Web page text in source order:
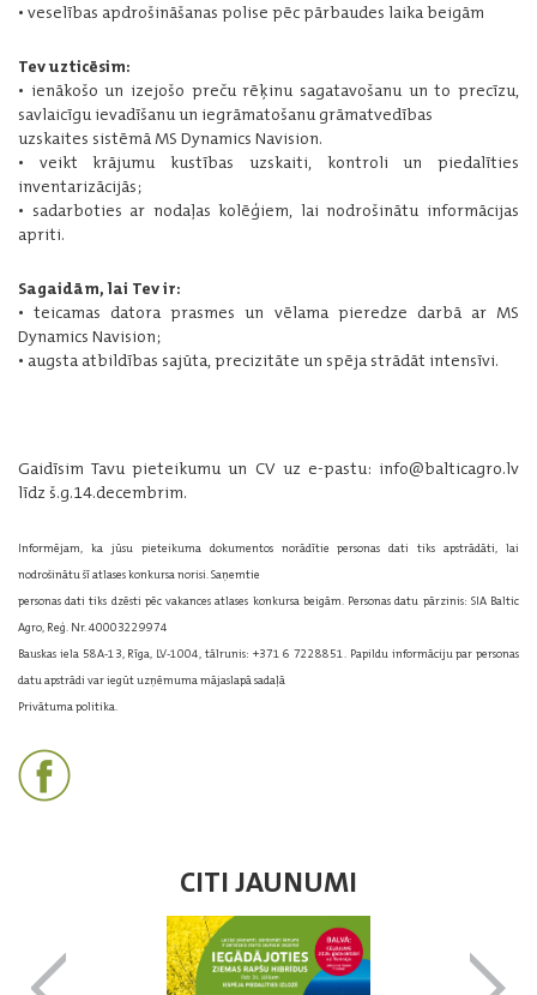
• veselības apdrošināšanas polise pēc pārbaudes laika beigām
Tev uzticēsim:
• ienākošo un izejošo preču rēķinu sagatavošanu un to precīzu,
savlaicīgu ievadīšanu un iegrāmatošanu grāmatvedības
uzskaites sistēmā MS Dynamics Navision.
• veikt krājumu kustības uzskaiti, kontroli un piedalīties
inventarizācijās;
• sadarboties ar nodaļas kolēģiem, lai nodrošinātu informācijas
apriti.
Sagaidām, lai Tev ir:
• teicamas datora prasmes un vēlama pieredze darbā ar MS
Dynamics Navision;
• augsta atbildības sajūta, precizitāte un spēja strādāt intensīvi.
Gaidīsim Tavu pieteikumu un CV uz e-pastu: info@balticagro.lv
līdz š.g.14.decembrim.
Informējam, ka jūsu pieteikuma dokumentos norādītie personas dati tiks apstrādāti, lai
nodrošinātu šī atlases konkursa norisi. Saņemtie
personas dati tiks dzēsti pēc vakances atlases konkursa beigām. Personas datu pārzinis: SIA Baltic
Agro, Reģ. Nr. 40003229974
Bauskas iela 58A-13, Rīga, LV-1004, tālrunis: +371 6 7228851. Papildu informāciju par personas
datu apstrādi var iegūt uzņēmuma mājaslapā sadaļā
Privātuma politika.
CITI JAUNUMI